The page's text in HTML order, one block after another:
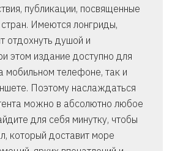
публикации, посвященные
Имеются лонгриды,
отдохнуть душой и
этом издание доступно для
мобильном телефоне, так и
Поэтому наслаждаться
можно в абсолютно любое
для себя минутку, чтобы
который доставит море